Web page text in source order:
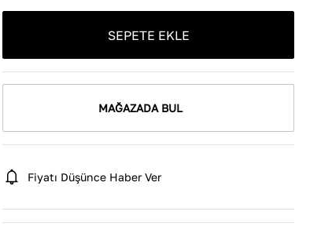
SEPETE EKLE
MAĞAZADA BUL
Fiyatı Düşünce Haber Ver